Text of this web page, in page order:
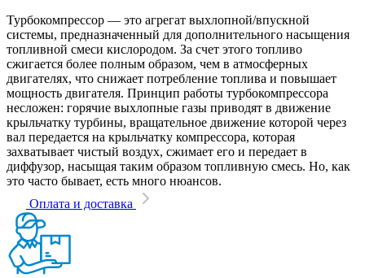
Турбокомпрессор — это агрегат выхлопной/впускной
системы, предназначенный для дополнительного насыщения
топливной смеси кислородом. За счет этого топливо
сжигается более полным образом, чем в атмосферных
двигателях, что снижает потребление топлива и повышает
мощность двигателя. Принцип работы турбокомпрессора
несложен: горячие выхлопные газы приводят в движение
крыльчатку турбины, вращательное движение которой через
вал передается на крыльчатку компрессора, которая
захватывает чистый воздух, сжимает его и передает в
диффузор, насыщая таким образом топливную смесь. Но, как
это часто бывает, есть много нюансов.
Оплата и доставка